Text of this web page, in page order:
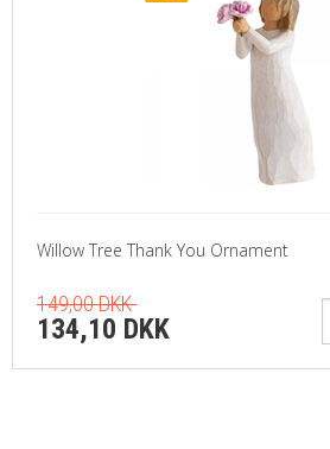
Willow Tree Thank You Ornament
149,00 DKK
134,10 DKK